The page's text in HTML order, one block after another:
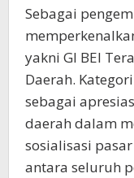
Sebagai
yakni GI BEI
Daerah.
sebagai
daerah dalam
sosialisasi
antara seluruh